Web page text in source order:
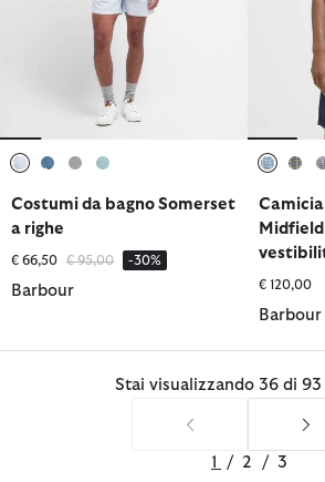
Costumi da bagno Somerset
a righe
€ 66,50 Prezzo ridotto da
€ 95,00a -30%
Barbour € 120,00
Barbour
Stai visualizzando 36 di
1 / 2 / 3